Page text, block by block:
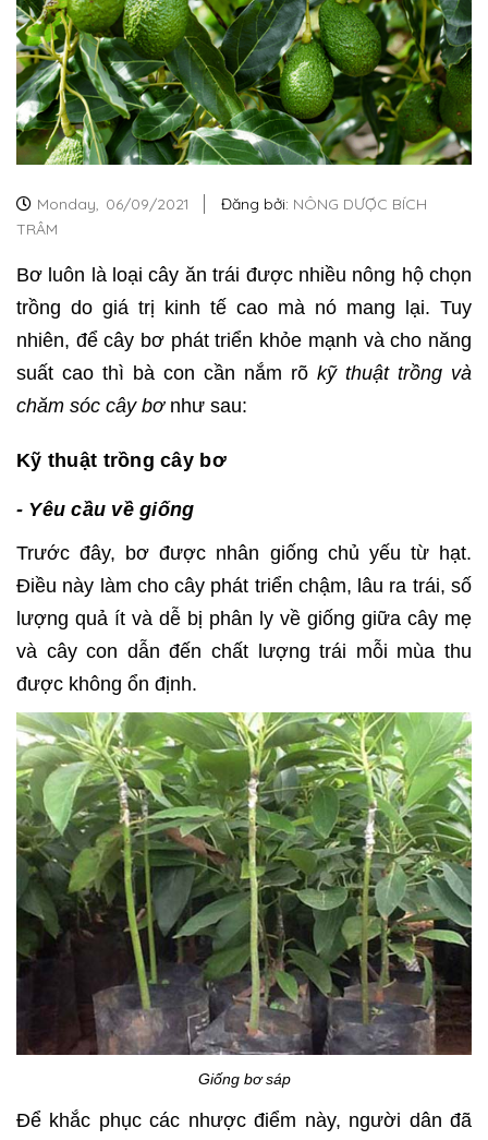
Monday, 06/09/2021 Đăng bởi: NÔNG DƯỢC BÍCH
TRÂM
Bơ luôn là loại cây ăn trái được nhiều nông hộ chọn
trồng do giá trị kinh tế cao mà nó mang lại. Tuy
nhiên, để cây bơ phát triển khỏe mạnh và cho năng
suất cao thì bà con cần nắm rõ kỹ thuật trồng và
chăm sóc cây bơ như sau:
Kỹ thuật trồng cây bơ
- Yêu cầu về giống
Trước đây, bơ được nhân giống chủ yếu từ hạt.
Điều này làm cho cây phát triển chậm, lâu ra trái, số
lượng quả ít và dễ bị phân ly về giống giữa cây mẹ
và cây con dẫn đến chất lượng trái mỗi mùa thu
được không ổn định.
Giống bơ sáp
Để khắc phục các nhược điểm này, người dân đã